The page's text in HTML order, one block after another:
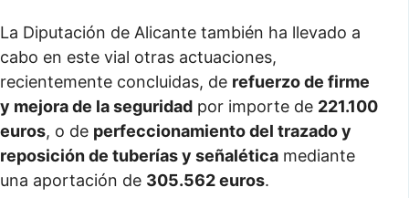
La Diputación de Alicante también ha llevado a
cabo en este vial otras actuaciones,
recientemente concluidas, de refuerzo de firme
y mejora de la seguridad por importe de 221.100
euros, o de perfeccionamiento del trazado y
reposición de tuberías y señalética mediante
una aportación de 305.562 euros.